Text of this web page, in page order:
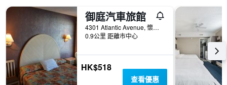
御庭汽車旅館
4301 Atlantic Avenue, 懷爾德伍德（新澤西州）, NJ, 美國
0.9公里 距離市中心
HK$518
查看優惠